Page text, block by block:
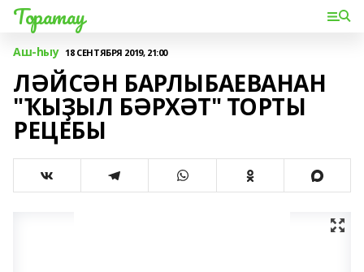
Торатау
Аш-һыу 18 СЕНТЯБРЯ 2019, 21:00
ЛӘЙСӘН БАРЛЫБАЕВАНАН
"ҠЫҘЫЛ БӘРХӘТ" ТОРТЫ
РЕЦЕБЫ